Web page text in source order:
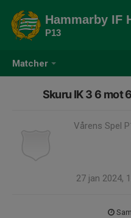
Matcher
Hammarby IF
P13
Skuru IK 3 6 mot
Vårens Spel
27 jan 2024,